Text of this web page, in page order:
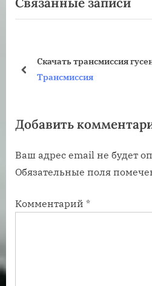
ы
д
а
а
и
с
:
д
у
а
а
и
с
:
Скачать трансмиссия
Трансмиссия
пред
Добавить
Ваш адрес email не будет
Обязательные поля
Комментарий *